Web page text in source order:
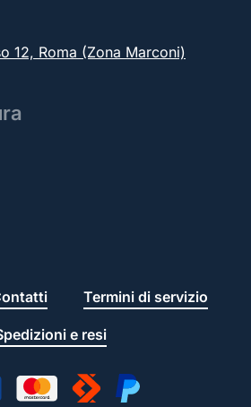
12, Roma (Zona Marconi)
Termini di servizio
e resi